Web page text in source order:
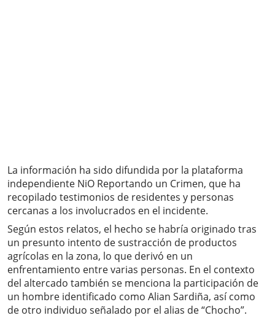
La información ha sido difundida por la plataforma
independiente NiO Reportando un Crimen, que ha
recopilado testimonios de residentes y personas
cercanas a los involucrados en el incidente.
Según estos relatos, el hecho se habría originado tras
un presunto intento de sustracción de productos
agrícolas en la zona, lo que derivó en un
enfrentamiento entre varias personas. En el contexto
del altercado también se menciona la participación de
un hombre identificado como Alian Sardiña, así como
de otro individuo señalado por el alias de “Chocho”.